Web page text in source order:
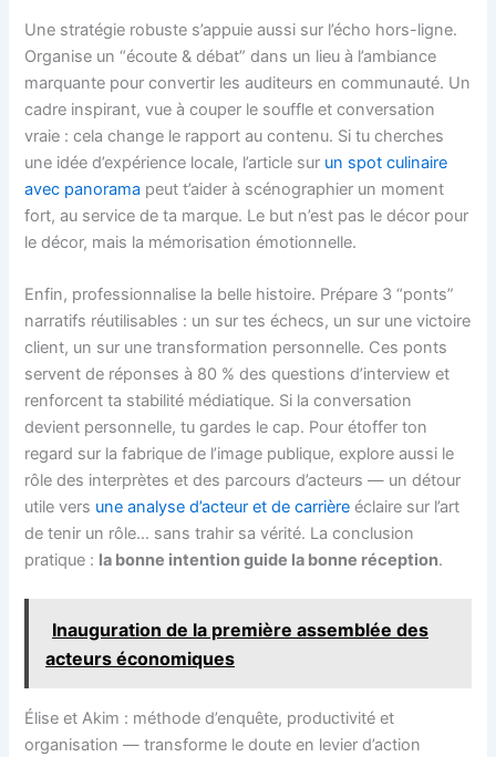
Une stratégie robuste s’appuie aussi sur l’écho hors-ligne.
Organise un “écoute & débat” dans un lieu à l’ambiance
marquante pour convertir les auditeurs en communauté. Un
cadre inspirant, vue à couper le souffle et conversation
vraie : cela change le rapport au contenu. Si tu cherches
une idée d’expérience locale, l’article sur un spot culinaire
avec panorama peut t’aider à scénographier un moment
fort, au service de ta marque. Le but n’est pas le décor pour
le décor, mais la mémorisation émotionnelle.
Enfin, professionnalise la belle histoire. Prépare 3 “ponts”
narratifs réutilisables : un sur tes échecs, un sur une victoire
client, un sur une transformation personnelle. Ces ponts
servent de réponses à 80 % des questions d’interview et
renforcent ta stabilité médiatique. Si la conversation
devient personnelle, tu gardes le cap. Pour étoffer ton
regard sur la fabrique de l’image publique, explore aussi le
rôle des interprètes et des parcours d’acteurs — un détour
utile vers une analyse d’acteur et de carrière éclaire sur l’art
de tenir un rôle… sans trahir sa vérité. La conclusion
pratique : la bonne intention guide la bonne réception.
Inauguration de la première assemblée des
acteurs économiques
Élise et Akim : méthode d’enquête, productivité et
organisation — transforme le doute en levier d’action